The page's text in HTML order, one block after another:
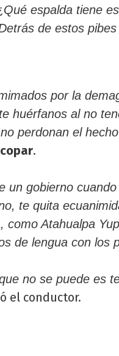
espalda tiene
de estos
por la
huérfanos al no
perdonan el
.
un gobierno
te quita
como Atahualpa
de lengua con los
no se puede es
el conductor.